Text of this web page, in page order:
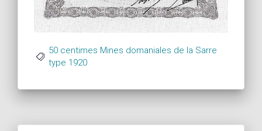
50 centimes Mines domaniales de la Sarre
type 1920